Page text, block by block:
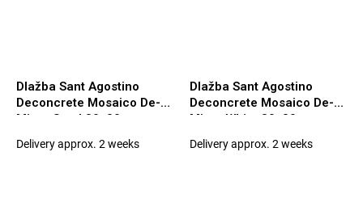
Dlažba Sant Agostino
Deconcrete Mosaico De-
Micro Sand 30x30
Delivery approx. 2 weeks
Dlažba Sant Agostino
Deconcrete Mosaico De-
Micro White 30x30
Delivery approx. 2 weeks